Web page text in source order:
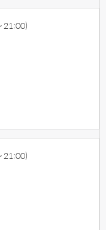
21:00)
21:00)